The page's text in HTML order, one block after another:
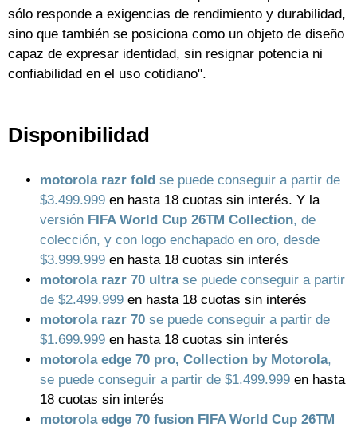
sólo responde a exigencias de rendimiento y durabilidad,
sino que también se posiciona como un objeto de diseño
capaz de expresar identidad, sin resignar potencia ni
confiabilidad en el uso cotidiano".
Disponibilidad
motorola razr fold se puede conseguir a partir de
$3.499.999 en hasta 18 cuotas sin interés. Y la
versión FIFA World Cup 26TM Collection, de
colección, y con logo enchapado en oro, desde
$3.999.999 en hasta 18 cuotas sin interés
motorola razr 70 ultrase puede conseguir a partir
de $2.499.999 en hasta 18 cuotas sin interés
motorola razr 70 se puede conseguir a partir de
$1.699.999 en hasta 18 cuotas sin interés
motorola edge 70 pro, Collection by Motorola,
se puede conseguir a partir de $1.499.999 en hasta
18 cuotas sin interés
motorola edge 70 fusion FIFA World Cup 26TM